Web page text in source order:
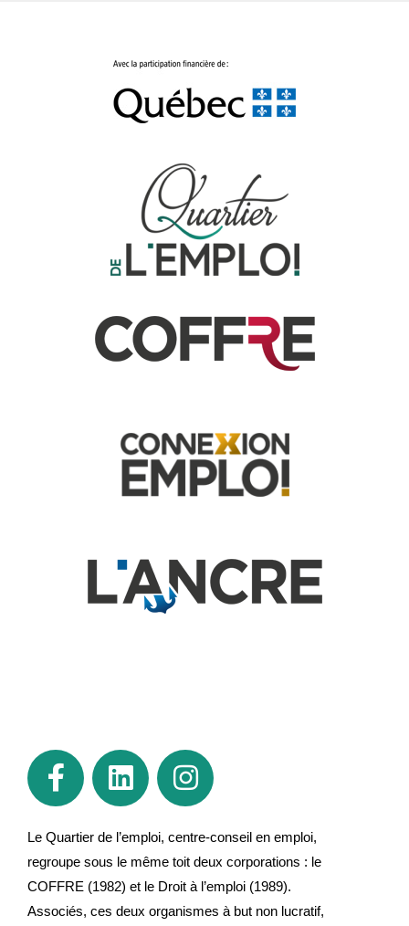
Le Quartier de l’emploi, centre-conseil en emploi,
regroupe sous le même toit deux corporations : le
COFFRE (1982) et le Droit à l’emploi (1989).
Associés, ces deux organismes à but non lucratif,